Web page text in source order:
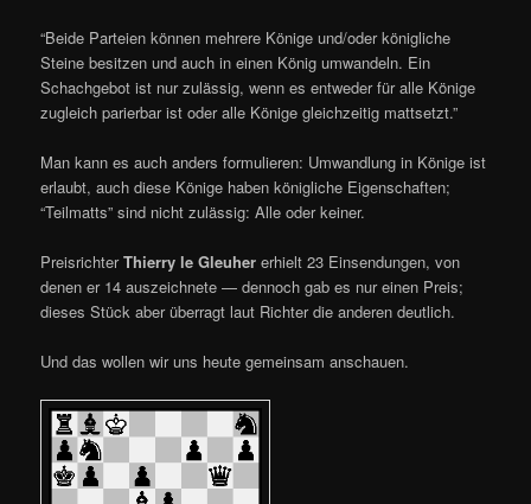
“Beide Parteien können mehrere Könige und/oder königliche
Steine besitzen und auch in einen König umwandeln. Ein
Schachgebot ist nur zulässig, wenn es entweder für alle Könige
zugleich parierbar ist oder alle Könige gleichzeitig mattsetzt.”
Man kann es auch anders formulieren: Umwandlung in Könige ist
erlaubt, auch diese Könige haben königliche Eigenschaften;
“Teilmatts” sind nicht zulässig: Alle oder keiner.
PreisrichterThierry le Gleuher erhielt 23 Einsendungen, von
denen er 14 auszeichnete — dennoch gab es nur einen Preis;
dieses Stück aber überragt laut Richter die anderen deutlich.
Und das wollen wir uns heute gemeinsam anschauen.